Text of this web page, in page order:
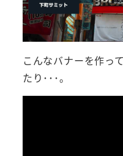
こんなバナーを作っ
たり･･･。